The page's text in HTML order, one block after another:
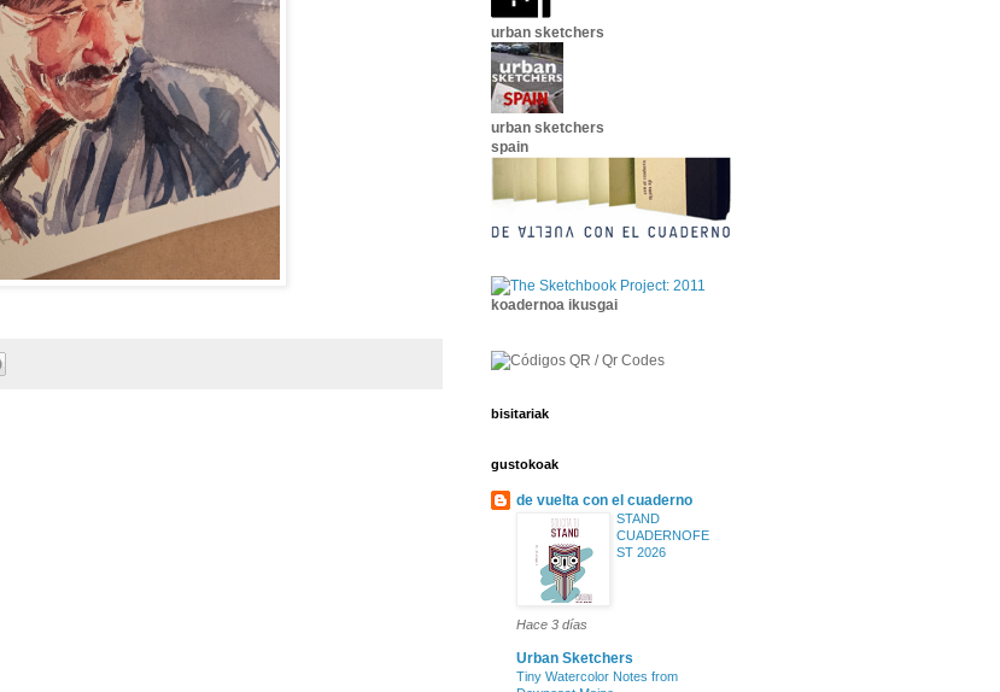
urban sketchers
urban sketchers
spain
koadernoa ikusgai
bisitariak
gustokoak
de vuelta con el cuaderno
STAND
CUADERNOFE
ST 2026
Hace 3 días
Urban Sketchers
Tiny Watercolor Notes from